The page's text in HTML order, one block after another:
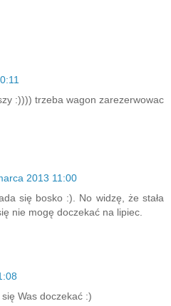
:)))) trzeba wagon zarezerwowac
2013 11:00
się bosko :). No widzę, że stała
nie mogę doczekać na lipiec.
Was doczekać :)